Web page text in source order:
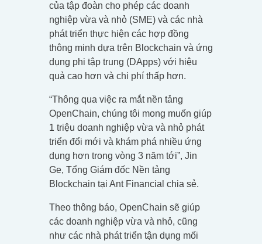
của tập đoàn cho phép các doanh
nghiệp vừa và nhỏ (SME) và các nhà
phát triển thực hiện các hợp đồng
thông minh dựa trên Blockchain và ứng
dụng phi tập trung (DApps) với hiệu
quả cao hơn và chi phí thấp hơn.
“Thông qua việc ra mắt nền tảng
OpenChain, chúng tôi mong muốn giúp
1 triệu doanh nghiệp vừa và nhỏ phát
triển đổi mới và khám phá nhiều ứng
dụng hơn trong vòng 3 năm tới”, Jin
Ge, Tổng Giám đốc Nền tảng
Blockchain tại Ant Financial chia sẻ.
Theo thông báo, OpenChain sẽ giúp
các doanh nghiệp vừa và nhỏ, cũng
như các nhà phát triển tận dụng mối